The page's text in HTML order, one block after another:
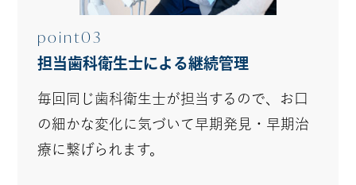
point03
担当歯科衛生士による継続管理
毎回同じ歯科衛生士が担当するので、お口
の細かな変化に気づいて早期発見・早期治
療に繋げられます。